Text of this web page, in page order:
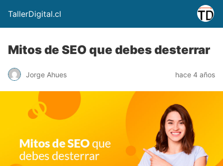
TallerDigital.cl
Mitos de SEO que debes desterrar
Jorge Ahues hace 4 años